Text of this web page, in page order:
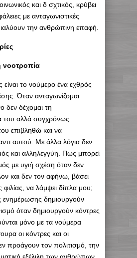
και δ σχτικός, κρύβει
με ανταγωνιστικές
την ανθρώπινη επαφή.
νοοτροπία
το νούμερο ένα εχθρός
Όταν ανταγωνίζομαι
δεν δέχομαι τη
του αλλά συγχρόνως
επιβληθώ και να
αυτού. Με άλλα λόγια δεν
και αλληλεγγύη. Πως μπορεί
με υγιή σχέση όταν δεν
και δεν τον αφήνω, βάσει
φιλίας, να λάμψει δίπλα μου;
ενημέρωσης δημιουργούν
όταν δημιουργούν κόντρες
μόνο με τα νούμερα
οι κόντρες και οι
προάγουν τον πολιτισμό, την